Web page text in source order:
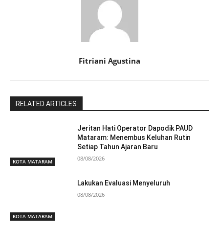
Fitriani Agustina
RELATED ARTICLES
KOTA MATARAM
Jeritan Hati Operator Dapodik PAUD
Mataram: Menembus Keluhan Rutin
Setiap Tahun Ajaran Baru
08/08/2026
KOTA MATARAM
Lakukan Evaluasi Menyeluruh
08/08/2026